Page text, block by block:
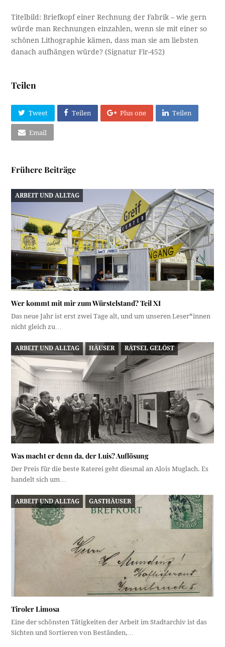
Titelbild: Briefkopf einer Rechnung der Fabrik – wie gern
würde man Rechnungen einzahlen, wenn sie mit einer so
schönen Lithographie kämen, dass man sie am liebsten
danach aufhängen würde? (Signatur Fir-452)
Teilen
Tweet Teilen Plus one Teilen
Email
Frühere Beiträge
ARBEIT UND ALLTAG
Wer kommt mit mir zum Würstelstand? Teil XI
Das neue Jahr ist erst zwei Tage alt, und um unseren Leser*innen
nicht gleich zu…
ARBEIT UND ALLTAG HÄUSER RÄTSEL GELÖST
Was macht er denn da, der Luis? Auflösung
Der Preis für die beste Raterei geht diesmal an Alois Muglach. Es
handelt sich um…
ARBEIT UND ALLTAG GASTHÄUSER
Tiroler Limosa
Eine der schönsten Tätigkeiten der Arbeit im Stadtarchiv ist das
Sichten und Sortieren von Beständen,…